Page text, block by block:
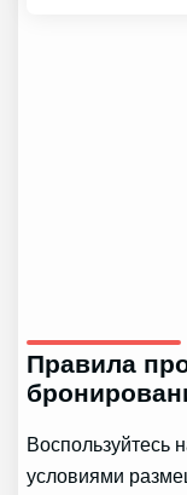
Правила
условиями